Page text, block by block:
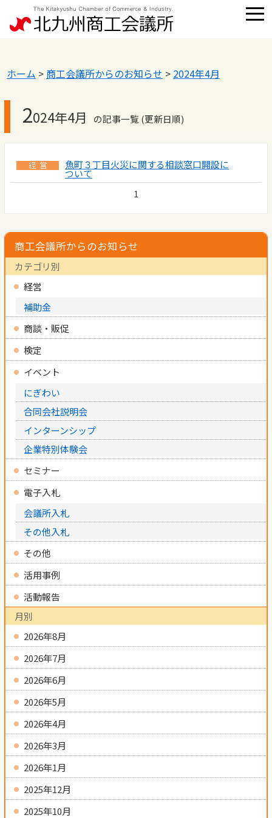
ホーム > 商工会議所からのお知らせ > 2024年4月
2024年4月 の記事一覧 (更新日順)
魚町３丁目火災に関する相談窓口開設に
ついて
1
商工会議所からのお知らせ
カテゴリ別
経営
補助金
商談・販促
検定
イベント
にぎわい
合同会社説明会
インターンシップ
企業特別体験会
セミナー
電子入札
会議所入札
その他入札
その他
活用事例
活動報告
月別
2026年8月
2026年7月
2026年6月
2026年5月
2026年4月
2026年3月
2026年1月
2025年12月
2025年10月